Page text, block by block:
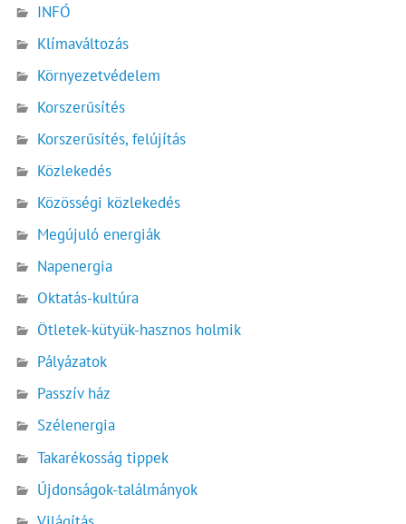
INFÓ
Klímaváltozás
Környezetvédelem
Korszerűsítés
Korszerűsítés, felújítás
Közlekedés
Közösségi közlekedés
Megújuló energiák
Napenergia
Oktatás-kultúra
Ötletek-kütyük-hasznos holmik
Pályázatok
Passzív ház
Szélenergia
Takarékosság tippek
Újdonságok-találmányok